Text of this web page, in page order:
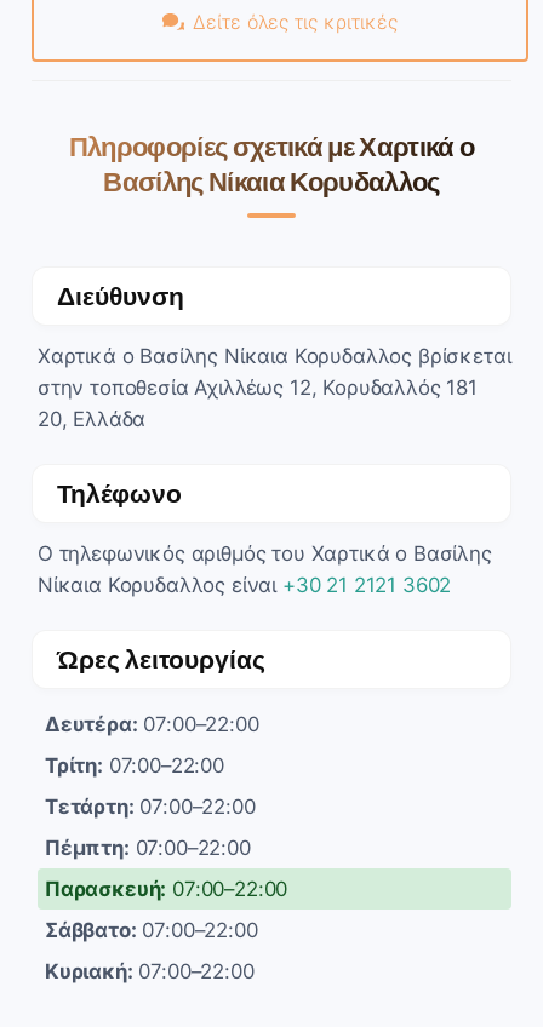
Δείτε όλες τις κριτικές
Πληροφορίες σχετικά με Χαρτικά ο
Βασίλης Νίκαια Κορυδαλλος
Διεύθυνση
Χαρτικά ο Βασίλης Νίκαια Κορυδαλλος βρίσκεται
στην τοποθεσία Αχιλλέως 12, Κορυδαλλός 181
20, Ελλάδα
Τηλέφωνο
Ο τηλεφωνικός αριθμός του Χαρτικά ο Βασίλης
Νίκαια Κορυδαλλος είναι +30 21 2121 3602
Ώρες λειτουργίας
Δευτέρα: 07:00–22:00
Τρίτη: 07:00–22:00
Τετάρτη: 07:00–22:00
Πέμπτη: 07:00–22:00
Παρασκευή: 07:00–22:00
Σάββατο: 07:00–22:00
Κυριακή: 07:00–22:00